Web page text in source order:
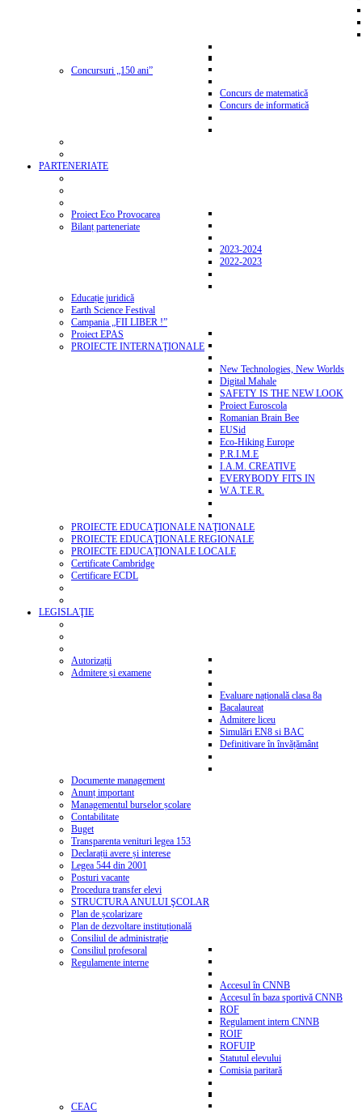
Concursuri „150 ani”
Concurs de matematică
Concurs de informatică
PARTENERIATE
Proiect Eco Provocarea
Bilanț parteneriate
2023-2024
2022-2023
Educație juridică
Earth Science Festival
Campania „FII LIBER !”
Proiect EPAS
PROIECTE INTERNAŢIONALE
New Technologies, New Worlds
Digital Mahale
SAFETY IS THE NEW LOOK
Proiect Euroscola
Romanian Brain Bee
EUSid
Eco-Hiking Europe
P.R.I.M.E
I.A.M. CREATIVE
EVERYBODY FITS IN
W.A.T.E.R.
PROIECTE EDUCAŢIONALE NAŢIONALE
PROIECTE EDUCAŢIONALE REGIONALE
PROIECTE EDUCAŢIONALE LOCALE
Certificate Cambridge
Certificare ECDL
LEGISLAŢIE
Autorizații
Admitere și examene
Evaluare națională clasa 8a
Bacalaureat
Admitere liceu
Simulări EN8 si BAC
Definitivare în învățământ
Documente management
Anunț important
Managementul burselor școlare
Contabilitate
Buget
Transparenta venituri legea 153
Declarații avere și interese
Legea 544 din 2001
Posturi vacante
Procedura transfer elevi
STRUCTURA ANULUI ŞCOLAR
Plan de școlarizare
Plan de dezvoltare instituțională
Consiliul de administrație
Consiliul profesoral
Regulamente interne
Accesul în CNNB
Accesul în baza sportivă CNNB
ROF
Regulament intern CNNB
ROIF
ROFUIP
Statutul elevului
Comisia paritară
CEAC